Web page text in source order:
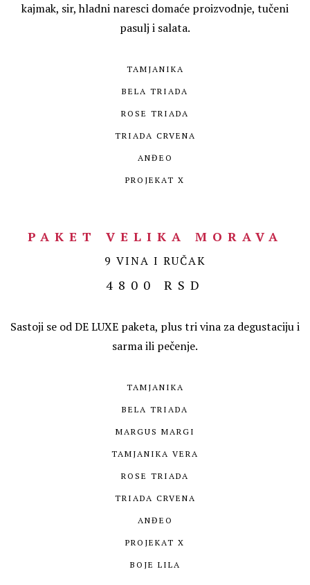
kajmak, sir, hladni naresci domaće proizvodnje, tučeni
pasulj i salata.
TAMJANIKA
BELA TRIADA
ROSE TRIADA
TRIADA CRVENA
ANĐEO
PROJEKAT X
PAKET VELIKA MORAVA
9 VINA I RUČAK
4800 RSD
Sastoji se od DE LUXE paketa, plus tri vina za degustaciju i
sarma ili pečenje.
TAMJANIKA
BELA TRIADA
MARGUS MARGI
TAMJANIKA VERA
ROSE TRIADA
TRIADA CRVENA
ANĐEO
PROJEKAT X
BOJE LILA